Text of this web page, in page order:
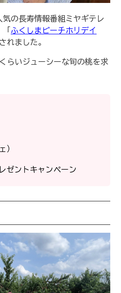
気の長寿情報番組ミヤギテレ
ふくしまピーチホリデイ
れました。
らいジューシーな旬の桃を求
）
ゼントキャンペーン